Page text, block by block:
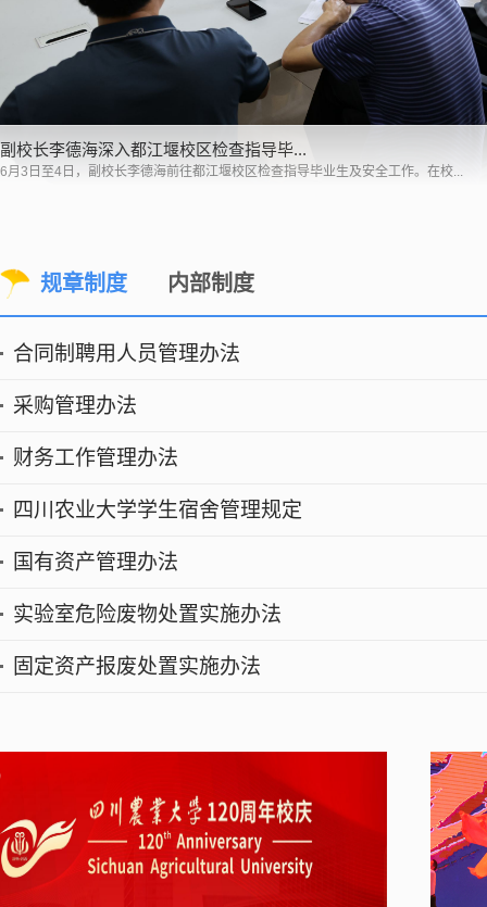
副校长李德海深入都江堰校区检查指导毕...
6月3日至4日，副校长李德海前往都江堰校区检查指导毕业生及安全工作。在校...
规章制度 内部制度
四川农业大学零星采购管理办法
四川农业大学日常维修管理办法
都江堰校区综管办公务车管理办法
都江堰校区综管办校园超市管理办法（试行）
都江堰校区综管办食堂管理办法
都江堰校区综管办兼职审计员暂行管理办法
都江堰校区综管办合同管理实施细则（试行）